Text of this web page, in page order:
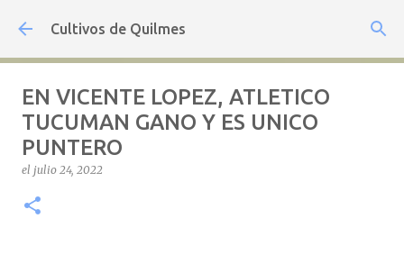
Ir al contenido principal
Cultivos de Quilmes
EN VICENTE LOPEZ, ATLETICO
TUCUMAN GANO Y ES UNICO
PUNTERO
el julio 24, 2022